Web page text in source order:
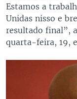
Estamos a
Unidas nisso e
resultado final”,
quarta-feira, 19,